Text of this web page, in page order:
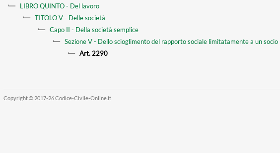
LIBRO QUINTO - Del lavoro
TITOLO V - Delle società
Capo II - Della società semplice
Sezione V - Dello scioglimento del rapporto sociale limitatamente a un socio
Art. 2290
Copyright © 2017-26 Codice-Civile-Online.it